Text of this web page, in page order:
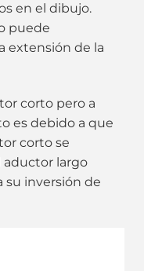
en el dibujo.
puede
extensión de la
corto pero a
es debido a que
corto se
aductor largo
su inversión de